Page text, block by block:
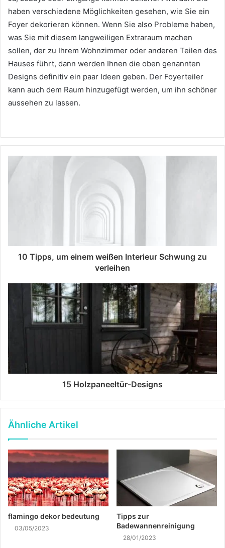
haben verschiedene Möglichkeiten gesehen, wie Sie ein
Foyer dekorieren können. Wenn Sie also Probleme haben,
was Sie mit diesem langweiligen Extraraum machen
sollen, der zu Ihrem Wohnzimmer oder anderen Teilen des
Hauses führt, dann werden Ihnen die oben genannten
Designs definitiv ein paar Ideen geben. Der Foyerteiler
kann auch dem Raum hinzugefügt werden, um ihn schöner
aussehen zu lassen.
10 Tipps, um einem weißen Interieur Schwung zu
verleihen
15 Holzpaneeltür-Designs
Ähnliche Artikel
flamingo dekor bedeutung
03/05/2023
Tipps zur
Badewannenreinigung
28/01/2023